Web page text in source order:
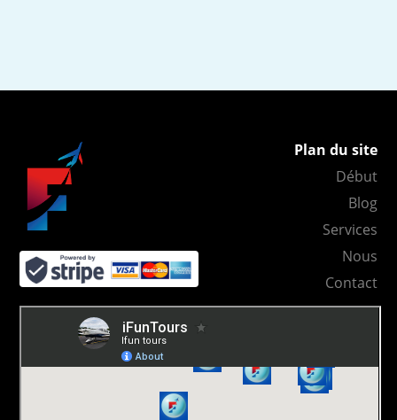
Plan du site
Début
Blog
Services
Nous
Contact